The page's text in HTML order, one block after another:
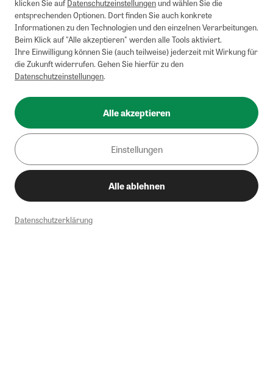
klicken Sie aufDatenschutzeinstellungenund wählen Sie die
entsprechenden Optionen. Dort finden Sie auch konkrete
Informationen zu den Technologien und den einzelnen Verarbeitungen.
Beim Klick auf "Alle akzeptieren" werden alle Tools aktiviert.
Ihre Einwilligung können Sie (auch teilweise) jederzeit mit Wirkung für
die Zukunft widerrufen. Gehen Sie hierfür zu den
Datenschutzeinstellungen.
Alle akzeptieren
Einstellungen
Alle ablehnen
Datenschutzerklärung